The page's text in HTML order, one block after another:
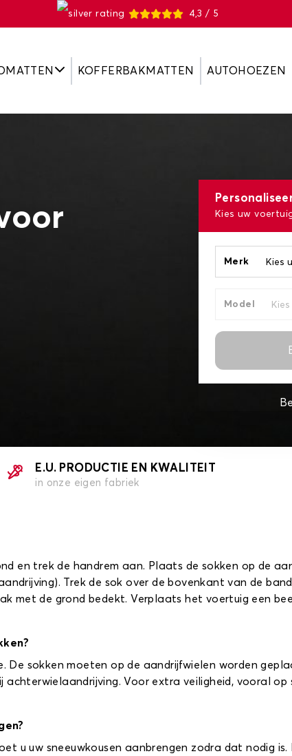
4,3 / 5
KOFFERBAKMATTEN AUTOHOEZEN
Kies uw
Merk
Model
E.U. PRODUCTIE EN KWALITEIT
in onze eigen fabriek
en trek de handrem aan. Plaats de sokken op de
Trek de sok over de bovenkant van de
met de grond bedekt. Verplaats het voertuig een
De sokken moeten op de aandrijfwielen worden
Voor extra veiligheid, vooral op
u uw sneeuwkousen aanbrengen zodra dat nodig